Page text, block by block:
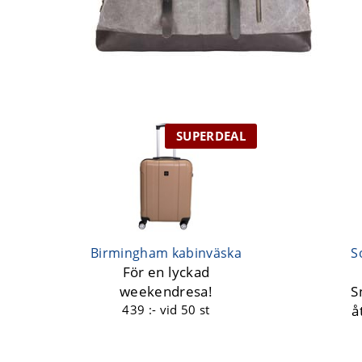
SUPERDEAL
Birmingham kabinväska
För en lyckad
weekendresa!
439 :- vid 50 st